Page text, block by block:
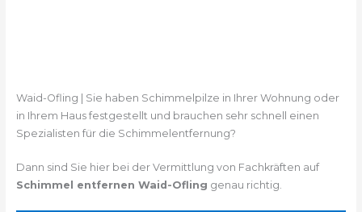
Waid-Ofling | Sie haben Schimmelpilze in Ihrer Wohnung oder
in Ihrem Haus festgestellt und brauchen sehr schnell einen
Spezialisten für die Schimmelentfernung?
Dann sind Sie hier bei der Vermittlung von Fachkräften auf
Schimmel entfernen Waid-Ofling genau richtig.